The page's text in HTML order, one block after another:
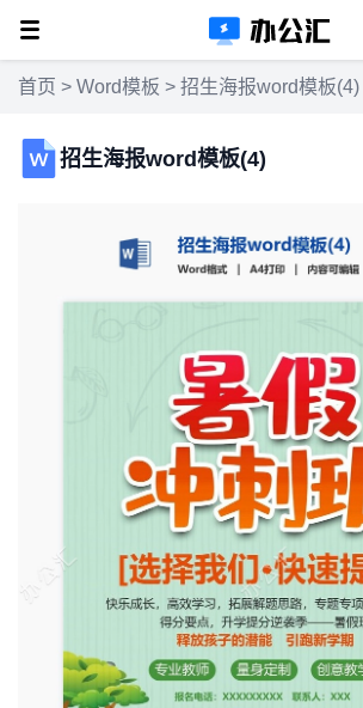
首页 > Word模板 > 招生海报word模板(4)
招生海报word模板(4)